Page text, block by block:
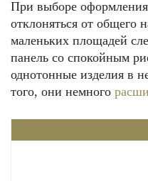
При выборе
отклоняться от общего
маленьких площадей
панель со спокойным
однотонные изделия в
того, они немного